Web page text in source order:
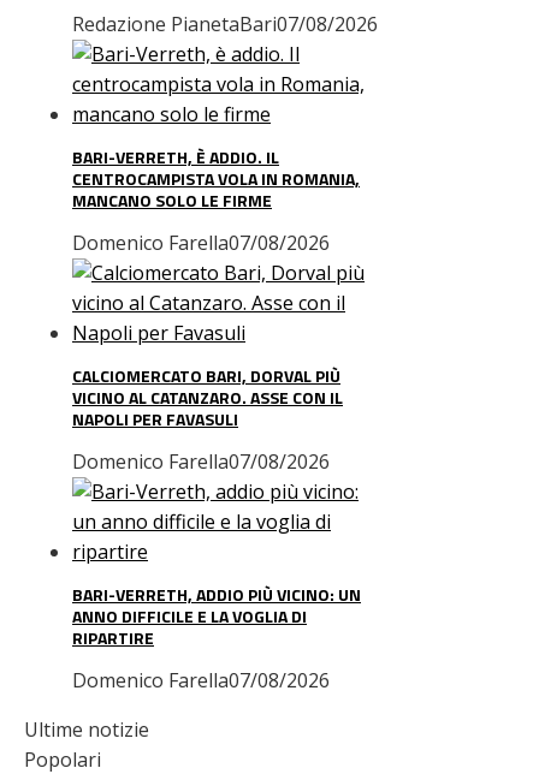
Redazione PianetaBari07/08/2026
BARI-VERRETH, È ADDIO. IL
CENTROCAMPISTA VOLA IN ROMANIA,
MANCANO SOLO LE FIRME
Domenico Farella07/08/2026
CALCIOMERCATO BARI, DORVAL PIÙ
VICINO AL CATANZARO. ASSE CON IL
NAPOLI PER FAVASULI
Domenico Farella07/08/2026
BARI-VERRETH, ADDIO PIÙ VICINO: UN
ANNO DIFFICILE E LA VOGLIA DI
RIPARTIRE
Domenico Farella07/08/2026
Ultime notizie
Popolari